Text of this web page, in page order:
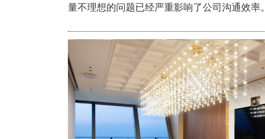
量不理想的问题已经严重影响了公司沟通效率。